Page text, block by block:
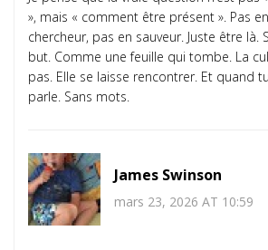
», mais « comment être présent ». Pas
chercheur, pas en sauveur. Juste être là.
but. Comme une feuille qui tombe. La
pas. Elle se laisse rencontrer. Et quand
parle. Sans mots.
James Swinson
mars 23, 2026 AT 10:59